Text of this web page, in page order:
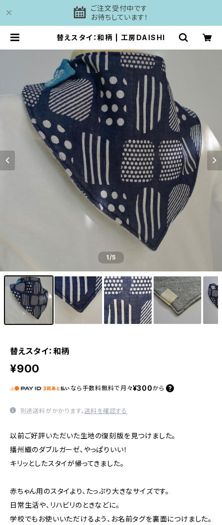
ご注文受付中です
お待ちしています！
替えスタイ：和柄 | 工房DAISHI
1/5
替えスタイ：和柄
¥900
なら 手数料無料で 月々¥300 から
別途送料がかかります。送料を確認する
以前ご好評いただいた生地の復刻版を見つけました。
播州織のダブルガーゼ、やっぱりいい！
キリッとしたスタイが帰ってきました。
赤ちゃん用のスタイより、たっぷり大きなサイズです。
日常生活や、リハビリのときなどに。
学校でもお使いいただけるよう、お名前タグを裏面につけました。